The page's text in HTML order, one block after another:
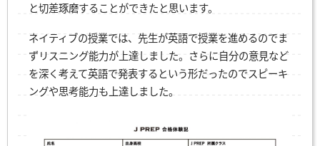
と切差琢磨することができたと思います。
ネイティブの授業では、先生が英語で授業を進めるのでま
ずリスニング能力が上達しました。さらに自分の意見など
を深く考えて英語で発表するという形だったのでスピーキ
ングや思考能力も上達しました。